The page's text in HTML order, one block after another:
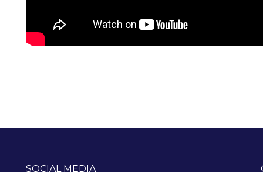
SOCIAL MEDIA